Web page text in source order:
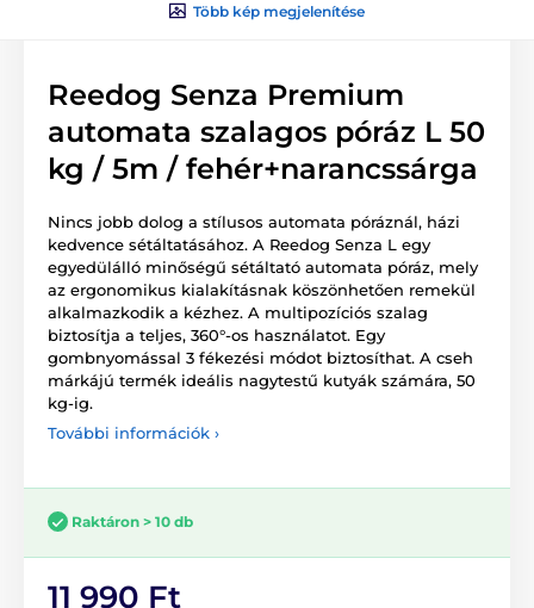
Több kép megjelenítése
Reedog Senza Premium
automata szalagos póráz L 50
kg / 5m / fehér+narancssárga
Nincs jobb dolog a stílusos automata póráznál, házi
kedvence sétáltatásához. A Reedog Senza L egy
egyedülálló minőségű sétáltató automata póráz, mely
az ergonomikus kialakításnak köszönhetően remekül
alkalmazkodik a kézhez. A multipozíciós szalag
biztosítja a teljes, 360°-os használatot. Egy
gombnyomással 3 fékezési módot biztosíthat. A cseh
márkájú termék ideális nagytestű kutyák számára, 50
kg-ig.
További információk ›
Raktáron > 10 db
11 990 Ft